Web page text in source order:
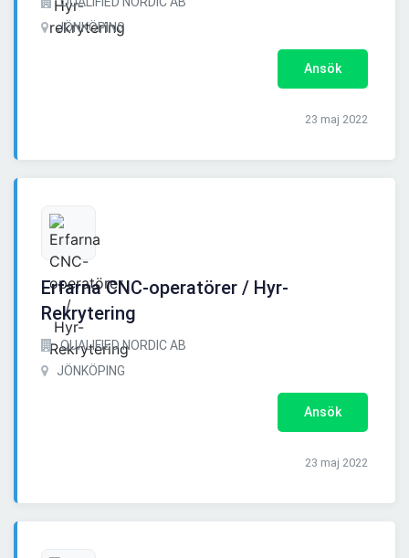
JÖNKÖPING
Ansök
23 maj 2022
Erfarna CNC-operatörer / Hyr-
Rekrytering
QUALIFIED NORDIC AB
JÖNKÖPING
Ansök
23 maj 2022